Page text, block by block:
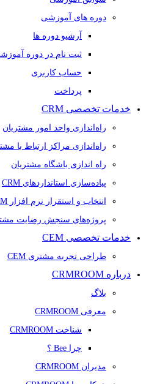
دوره های آموزشی
آرشیو دوره ها
ثبت نام در دوره
حساب کاربری
پرداخت
خدمات تخصصی CRM
راه‌اندازی واحد امور مشتریان
راه‌اندازی مراکز ارتباط با
راه اندازی باشگاه مشتریان
پیاده‌سازی استانداردهای CRM
انتخاب و استقرار نرم افزار CRM
پروژه‌های سنجش رضایت
خدمات تخصصی CEM
طراحی تجربه مشتری CEM
درباره CRMROOM
بلاگ
معرفی CRMROOM
شناخت CRMROOM
چرا Bee ؟
مدیران CRMROOM